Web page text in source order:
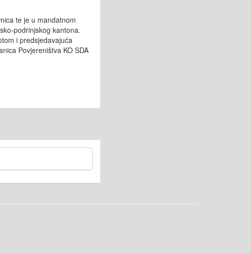
te je u mandatnom
podrinjskog kantona.
i predsjedavajuća
Povjereništva KO SDA